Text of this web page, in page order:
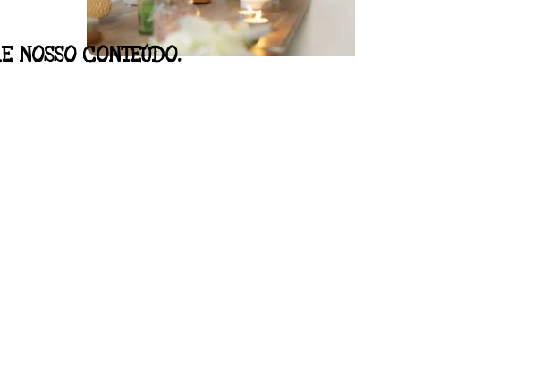
CONTEÚDO.